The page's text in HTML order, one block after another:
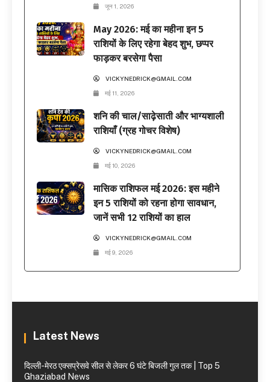
जून 1, 2026
May 2026: मई का महीना इन 5
राशियों के लिए रहेगा बेहद शुभ, छप्पर
फाड़कर बरसेगा पैसा
VICKYNEDRICK@GMAIL.COM
मई 11, 2026
शनि की चाल/साढ़ेसाती और भाग्यशाली
राशियाँ (ग्रह गोचर विशेष)
VICKYNEDRICK@GMAIL.COM
मई 10, 2026
मासिक राशिफल मई 2026: इस महीने
इन 5 राशियों को रहना होगा सावधान,
जानें सभी 12 राशियों का हाल
VICKYNEDRICK@GMAIL.COM
मई 9, 2026
Latest News
दिल्ली-मेरठ एक्सप्रेसवे सील से लेकर 6 घंटे बिजली गुल तक | Top 5
Ghaziabad News